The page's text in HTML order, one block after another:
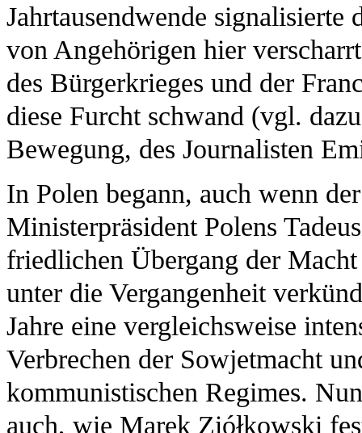
Jahrtausendwende
von Angehörigen hier
des Bürgerkrieges und der
diese Furcht schwand (vgl.
Bewegung, des Journalisten
In Polen begann, auch wenn
Ministerpräsident Polens
friedlichen Übergang der
unter die Vergangenheit
Jahre eine vergleichsweise
Verbrechen der Sowjetmacht
kommunistischen Regimes.
auch, wie Marek Ziółkowski